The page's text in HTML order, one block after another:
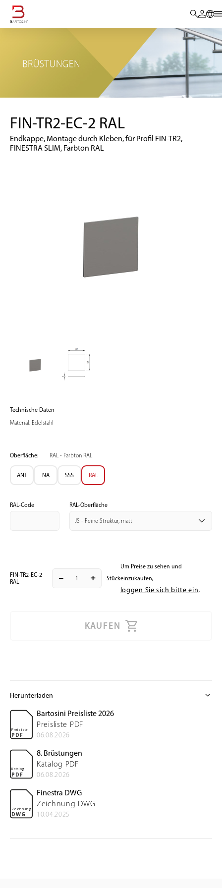
FIN-TR2-EC-2 RAL
Endkappe, Montage durch Kleben, für Profil FIN-TR2,
FINESTRA SLIM, Farbton RAL
Technische Daten
Material: Edelstahl
Oberfläche: RAL - Farbton RAL
ANT NA SSS RAL
RAL-Code RAL-Oberfläche
FIN-TR2-EC-2
RAL
remove add Stück
Um Preise zu sehen und
einzukaufen,
loggen Sie sich bitte ein.
KAUFEN
Herunterladen expand_more
Preisliste
PDF
Bartosini Preisliste 2026
Preisliste PDF
06.08.2026
Katalog
PDF
8. Brüstungen
Katalog PDF
06.08.2026
Zeichnung
DWG
Finestra DWG
Zeichnung DWG
10.04.2025